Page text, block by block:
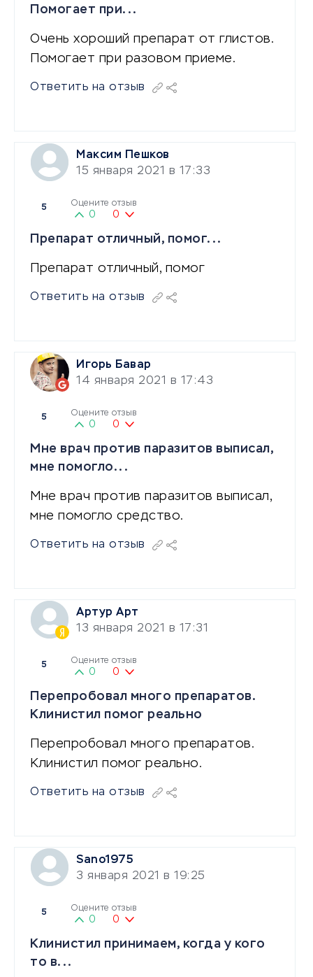
Помогает при...
Очень хороший препарат от глистов.
Помогает при разовом приеме.
Ответить на отзыв
Максим Пешков
15 января 2021 в 17:33
5 Оцените отзыв
0 0
Препарат отличный, помог...
Препарат отличный, помог
Ответить на отзыв
Игорь Бавар
14 января 2021 в 17:43
5 Оцените отзыв
0 0
Мне врач против паразитов выписал,
мне помогло...
Мне врач против паразитов выписал,
мне помогло средство.
Ответить на отзыв
Артур Арт
13 января 2021 в 17:31
5 Оцените отзыв
0 0
Перепробовал много препаратов.
Клинистил помог реально
Перепробовал много препаратов.
Клинистил помог реально.
Ответить на отзыв
Sano1975
3 января 2021 в 19:25
5 Оцените отзыв
0 0
Клинистил принимаем, когда у кого
то в...